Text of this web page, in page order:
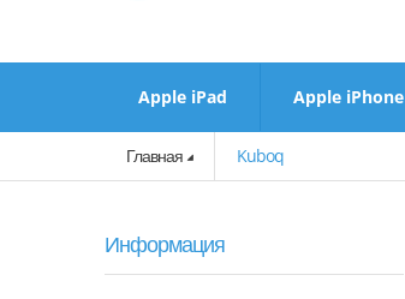
Apple iPad Apple iPhone
Главная Kuboq
Информация